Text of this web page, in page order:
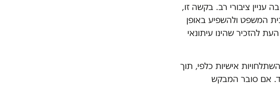
ציבורי רב. בקשה זו,
המשפט ולהשפיע באופן
להזכיר שהינו עיתונאי
אישיות כלפי, תוך
אם סובר המבקש